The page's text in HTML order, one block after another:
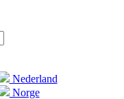
Nederland
Norge